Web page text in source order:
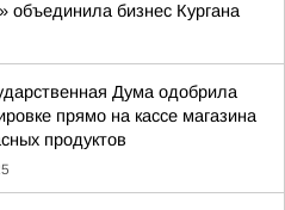
объединила бизнес Кургана
Дума одобрила
прямо на кассе магазина
продуктов